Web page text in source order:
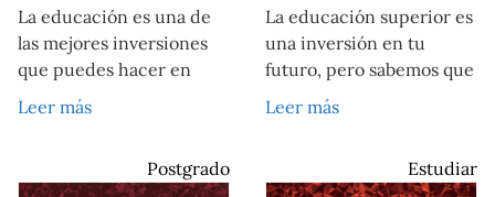
La educación es una de
las mejores inversiones
que puedes hacer en
Leer más
La educación superior es
una inversión en tu
futuro, pero sabemos que
Leer más
Postgrado Estudiar